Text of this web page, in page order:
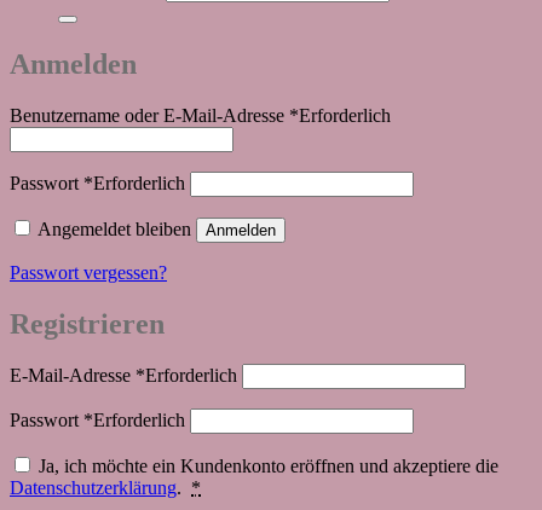
Anmelden
Benutzername oder E-Mail-Adresse *Erforderlich
Passwort *Erforderlich
Angemeldet bleiben Anmelden
Passwort vergessen?
Registrieren
E-Mail-Adresse *Erforderlich
Passwort *Erforderlich
Ja, ich möchte ein Kundenkonto eröffnen und akzeptiere die
Datenschutzerklärung. *